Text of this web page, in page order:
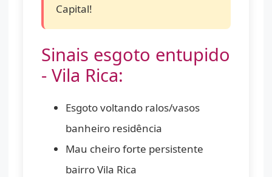
Capital!
Sinais esgoto entupido
- Vila Rica:
Esgoto voltando ralos/vasos
banheiro residência
Mau cheiro forte persistente
bairro Vila Rica